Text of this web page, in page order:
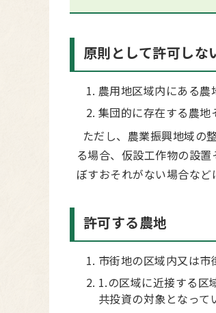
原則として許可しな
農用地区域内にある農
集団的に存在する農
ただし、農業振興地域の
る場合、仮設工作物の設
ぼすおそれがない場合など
許可する農地
市街地の区域内又は
1.の区域に近接する区
共投資の対象となっ